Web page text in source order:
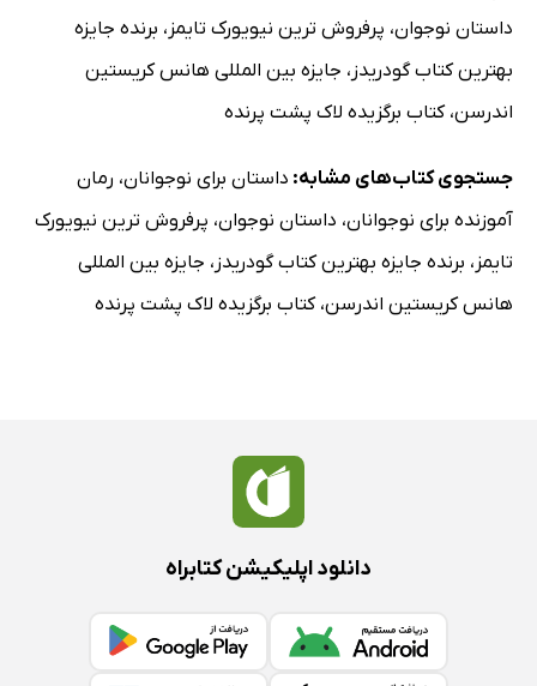
داستان نوجوان، پرفروش ترین نیویورک تایمز ، برنده جایزه
بهترین کتاب گودریدز ، جایزه بین المللی هانس کریستین
اندرسن،کتاب برگزیده لاک پشت پرنده
جستجوی کتاب‌های مشابه: داستان برای نوجوانان، رمان
آموزنده برای نوجوانان، داستان نوجوان، پرفروش ترین نیویورک
تایمز ، برنده جایزه بهترین کتاب گودریدز ، جایزه بین المللی
هانس کریستین اندرسن،کتاب برگزیده لاک پشت پرنده
دانلود اپلیکیشن کتابراه